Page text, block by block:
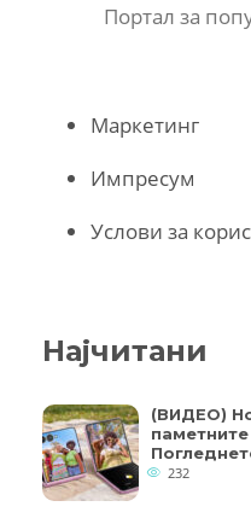
Портал за
Маркетинг
Импресум
Услови за
Најчитани
(ВИДЕО)
232